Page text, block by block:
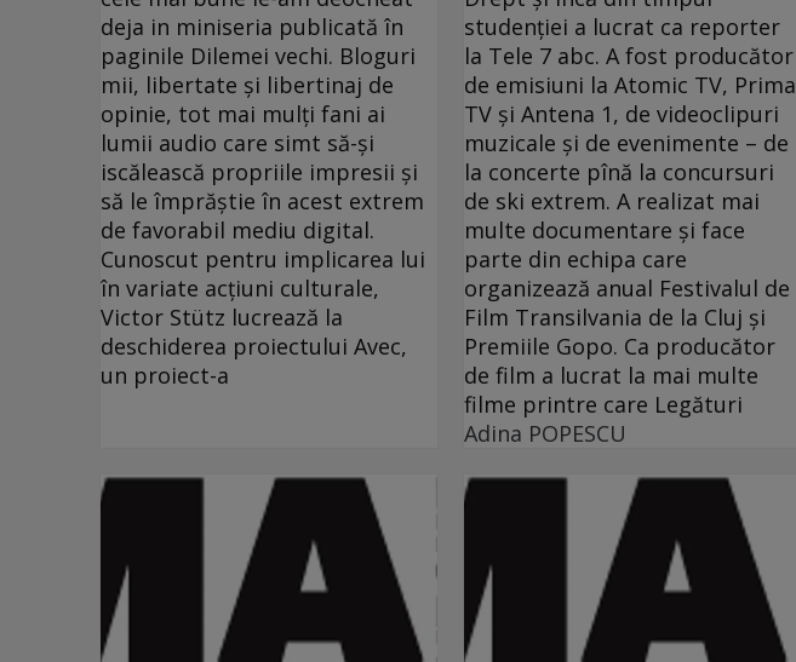
deja in miniseria publicată în
paginile Dilemei vechi. Bloguri
mii, libertate şi libertinaj de
opinie, tot mai mulţi fani ai
lumii audio care simt să-şi
iscălească propriile impresii şi
să le împrăştie în acest extrem
de favorabil mediu digital.
Cunoscut pentru implicarea lui
în variate acţiuni culturale,
Victor Stütz lucrează la
deschiderea proiectului Avec,
un proiect-a
studenţiei a lucrat ca reporter
la Tele 7 abc. A fost producător
de emisiuni la Atomic TV, Prima
TV şi Antena 1, de videoclipuri
muzicale şi de evenimente – de
la concerte pînă la concursuri
de ski extrem. A realizat mai
multe documentare şi face
parte din echipa care
organizează anual Festivalul de
Film Transilvania de la Cluj şi
Premiile Gopo. Ca producător
de film a lucrat la mai multe
filme printre care Legături
Adina POPESCU